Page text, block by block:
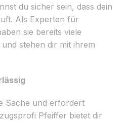
du sicher sein, dass dein
Als Experten für
sie bereits viele
stehen dir mit ihrem
Sache und erfordert
Pfeiffer bietet dir